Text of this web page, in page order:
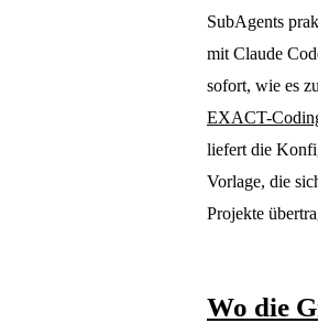
SubAgents
mit Claude
sofort, wie es
EXACT-
liefert die
Vorlage, die
Projekte
Wo die